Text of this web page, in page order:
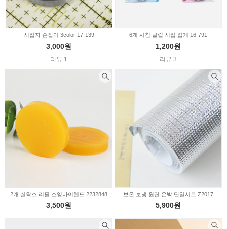
시접자 손잡이 3color 17-139
3,000원
리뷰 1
6개 시침 클립 시접 집게 16-791
1,200원
리뷰 3
2개 실왁스 리필 소잉바이핸드 2232848
3,500원
보온 보냉 원단 은박 단열시트 Z2017
5,900원